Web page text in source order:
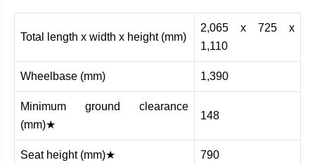
Total length x width x height (mm)
2,065 x 725 x
1,110
Wheelbase (mm) 1,390
Minimum ground clearance
(mm)★
148
Seat height (mm)★ 790